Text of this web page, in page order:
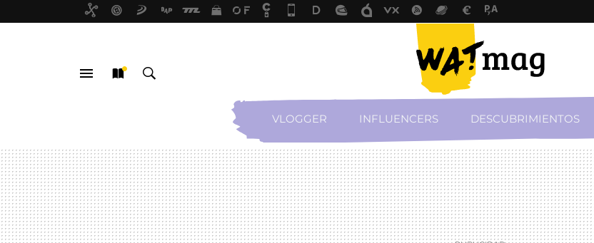
VLOGGER INFLUENCERS DESCUBRIMIENTOS